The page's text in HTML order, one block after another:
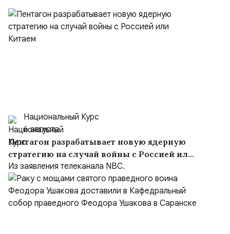
Национальный Курс
6 августа
Пентагон разрабатывает новую ядерную
стратегию на случай войны с Россией или
Китаем
Из заявления телеканала NBC.